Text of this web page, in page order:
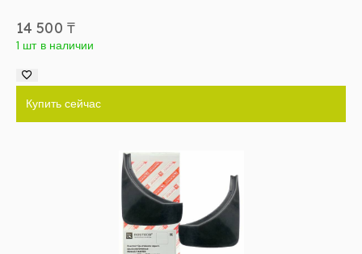
14 500 ₸
1 шт в наличии
Купить сейчас